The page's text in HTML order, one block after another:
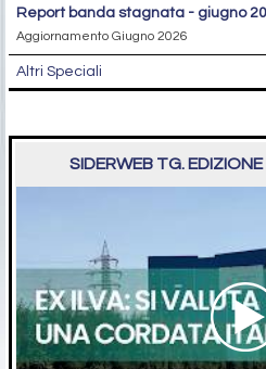
report banda stagnata - giugno
Aggiornamento Giugno 2026
Altri Speciali
SIDERWEB TG.